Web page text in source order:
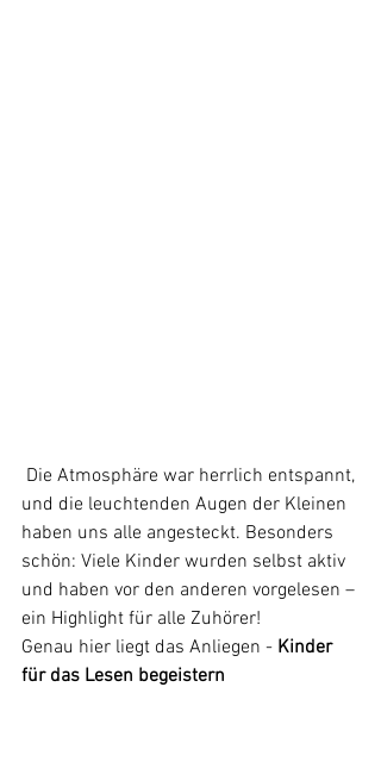
und die leuchtenden Augen der Kleinen
haben uns alle angesteckt. Besonders
schön: Viele Kinder wurden selbst aktiv
und haben vor den anderen vorgelesen –
ein Highlight für alle Zuhörer!
Genau hier liegt das Anliegen - Kinder
für das Lesen begeistern